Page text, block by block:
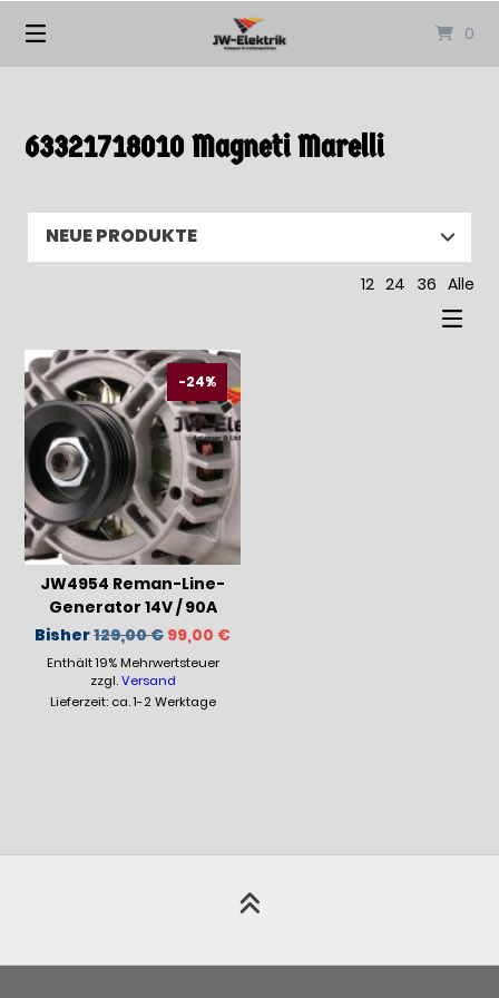
0
63321718010 Magneti Marelli
12 24 36 Alle
-24%
JW4954 Reman-Line-
Generator 14V / 90A
Bisher129,00€Ursprünglicher
Preis
war:
129,00 €
99,00 €Aktueller
Enthält 19% Mehrwertsteuer
zzgl.Versand
Lieferzeit: ca. 1-2 Werktage